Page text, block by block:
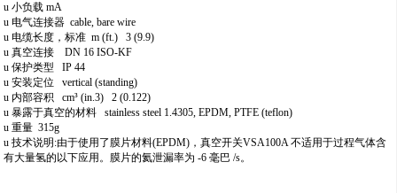
u小负载 mA
u电气连接器 cable, bare wire
u电缆长度，标准 m (ft.) 3 (9.9)
u真空连接
DN 16 ISO-KF
u保护类型
IP 44
u安装定位
vertical (standing)
u 内部容积
cm³ (in.3) 2 (0.122)
u暴露于真空的材料
stainless steel 1.4305, EPDM, PTFE (teflon)
u重量 315g
u技术说明 :由于使用了膜片材料(EPDM)，真空开关VSA100A 不适用于过程气体含
有大量氢的以下应用。膜片的氦泄漏率为 -6 毫巴 /s。